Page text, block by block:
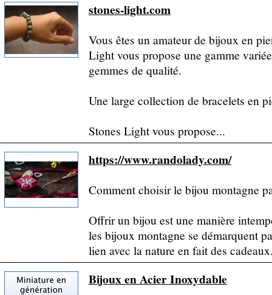
stones-light.com
Vous êtes un amateur de bijoux en
Light vous propose une gamme
gemmes de qualité.
Une large collection de bracelets en
Stones Light vous propose...
https://www.randolady.com/
Comment choisir le bijou montagne
Offrir un bijou est une manière
les bijoux montagne se démarquent
lien avec la nature en fait des
Bijoux en Acier Inoxydable